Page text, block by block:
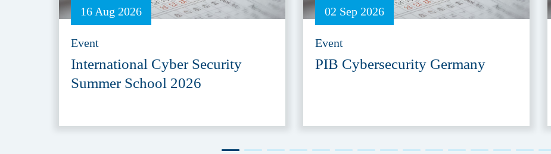
16 Aug 2026
Event
International Cyber Security
Summer School 2026
02 Sep 2026
Event
PIB Cybersecurity Germany